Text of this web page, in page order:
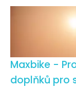
Maxbike -
doplňků pro